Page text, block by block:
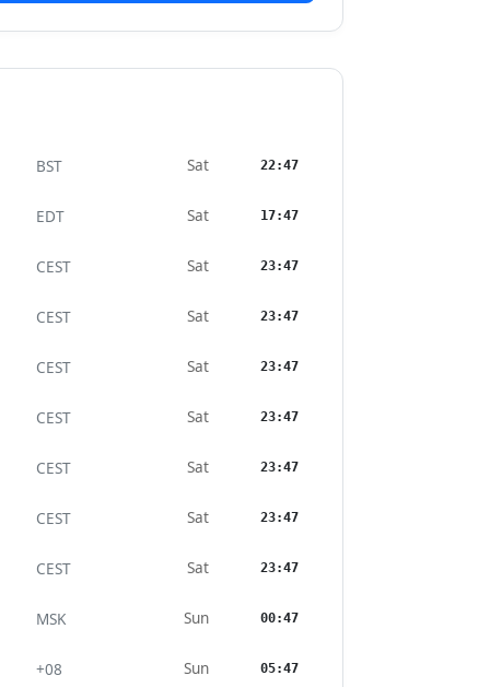
BST Sat 22:47
EDT Sat 17:47
CEST Sat 23:47
CEST Sat 23:47
CEST Sat 23:47
CEST Sat 23:47
CEST Sat 23:47
CEST Sat 23:47
CEST Sat 23:47
MSK Sun 00:47
+08 Sun 05:47